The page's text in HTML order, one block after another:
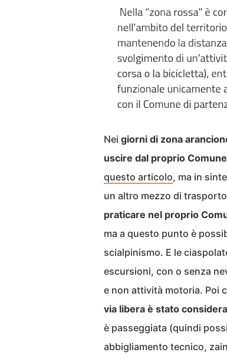
Nei giorni di zona
uscire dal proprio
questo articolo, ma in
un altro mezzo di
praticare nel proprio
ma a questo punto è
scialpinismo. E le
escursioni, con o senza
e non attività motoria. Poi
via libera è stato
è passeggiata (quindi
abbigliamento tecnico,